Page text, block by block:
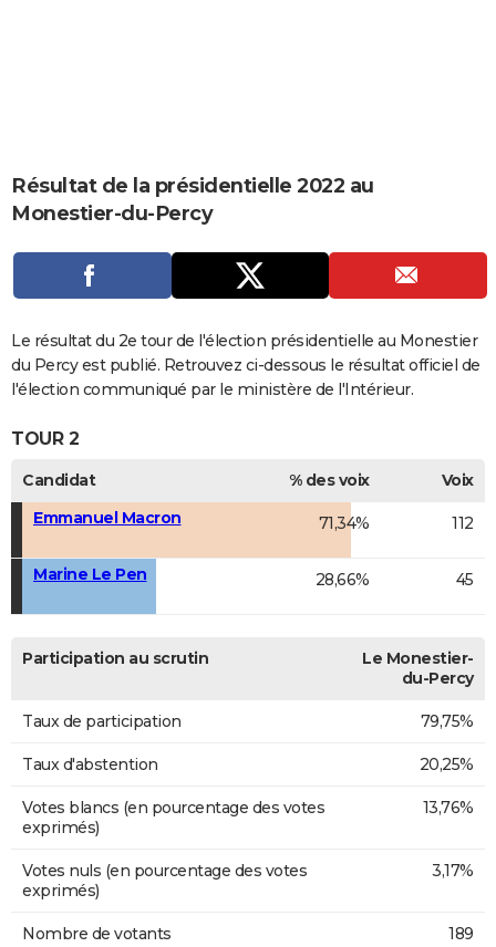
DICTIONNAIRE
PROGRAMME TV
COPAINS D'AVANT
S'inscrire
Se connecter
Lycées
Collèges
Primaires
Universités
Entreprises
Service militaire
Avis de recherche
AVIS DE DÉCÈS
FORUM
Résultat de la présidentielle 2022 au
Monestier-du-Percy
Le résultat du 2e tour de l'élection présidentielle au Monestier
du Percy est publié. Retrouvez ci-dessous le résultat officiel de
l'élection communiqué par le ministère de l'Intérieur.
TOUR 2
Candidat % des voix
Voix
Emmanuel Macron
71,34% 112
Marine Le Pen 28,66% 45
Participation au scrutin
Le Monestier-
du-Percy
Taux de participation 79,75%
Taux d'abstention 20,25%
Votes blancs (en pourcentage des votes
exprimés)
13,76%
Votes nuls (en pourcentage des votes
exprimés)
3,17%
Nombre de votants 189